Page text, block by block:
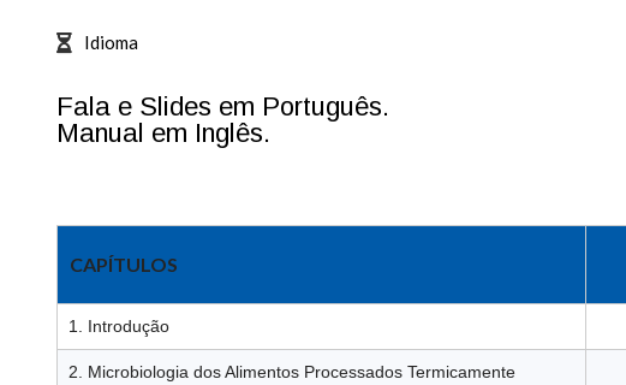
Idioma
Fala e Slides em Português.
Manual em Inglês.
CAPÍTULOS
1. Introdução
2. Microbiologia dos Alimentos Processados Termicamente